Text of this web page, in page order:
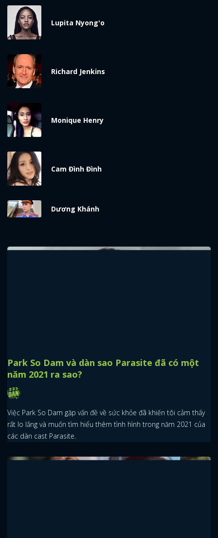
Lupita Nyong'o
Richard Jenkins
Monique Henry
Cam Đình Đình
Dương Khánh
Park So Dam và dàn sao Parasite đã có một
năm 2021 ra sao?
Việc Park So Dam gặp vấn đề về sức khỏe đã khiến tôi cảm thấy
rất lo lắng và muốn tìm hiểu thêm tình hình trong năm 2021 của
các dàn cast Parasite.